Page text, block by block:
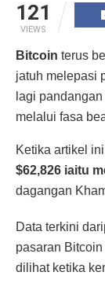
121
VIEWS
Bitcoin terus
jatuh melepasi
lagi
melalui fasa
Ketika artikel
$62,826 iaitu
dagangan
Data terkini
pasaran
dilihat ketika